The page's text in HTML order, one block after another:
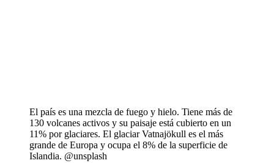
El país es una mezcla de fuego y hielo. Tiene más de
130 volcanes activos y su paisaje está cubierto en un
11% por glaciares. El glaciar Vatnajökull es el más
grande de Europa y ocupa el 8% de la superficie de
Islandia. @unsplash